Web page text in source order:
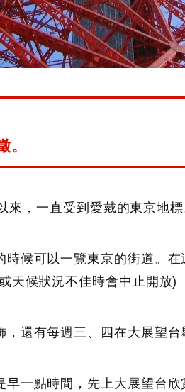
。
來，一直受到愛戴的東京地
候可以一覽東京的街道。
天候狀況不佳時會中止開放)
還有每週三、四在大展望
一點時間，先上大展望台